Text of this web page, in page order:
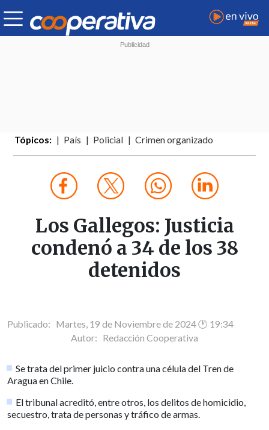
Tópicos: País Policial Crimen organizado
Los Gallegos: Justicia
condenó a 34 de los 38
detenidos
Publicado: Martes, 19 de Noviembre de 2024 🕐 19:34
Autor: Redacción Cooperativa
Se trata del primer juicio contra una célula del Tren de
Aragua en Chile.
El tribunal acreditó, entre otros, los delitos de homicidio,
secuestro, trata de personas y tráfico de armas.